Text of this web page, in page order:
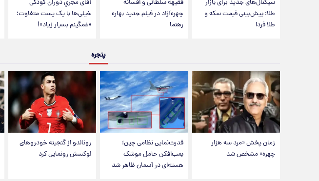
سیگنال‌های جدید برای بازار
طلا؛ پیش‌بینی قیمت سکه و
طلا فردا
فقیهه سلطانی و افسانه
چهره‌آزاد در فیلم جدید بهاره
رهنما
آقای مجریِ دوران کودکی
خیلی‌ها با یک پست متفاوت؛
«غمگینم بسیار زیاد»!
پنجره
زمان پخش «مرد سه هزار
چهره» مشخص شد
قدرت‌نمایی نظامی چین؛
بمب‌افکن حامل موشک
هسته‌ای در آسمان ظاهر شد
رونالدو از گنجینه خودروهای
لوکسش رونمایی کرد